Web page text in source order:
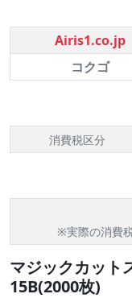
Airis1.co.jp
コクゴ
消費税区分
※実際の消費
マジックカット
15B(2000枚)